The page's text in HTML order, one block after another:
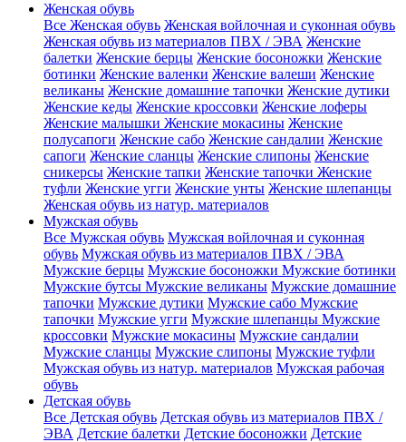
Женская обувь
Все Женская обувь Женская войлочная и суконная обувь
Женская обувь из материалов ПВХ / ЭВА Женские
балетки Женские берцы Женские босоножки Женские
ботинки Женские валенки Женские валеши Женские
великаны Женские домашние тапочки Женские дутики
Женские кеды Женские кроссовки Женские лоферы
Женские малышки Женские мокасины Женские
полусапоги Женские сабо Женские сандалии Женские
сапоги Женские сланцы Женские слипоны Женские
сникерсы Женские тапки Женские тапочки Женские
туфли Женские угги Женские унты Женские шлепанцы
Женская обувь из натур. материалов
Мужская обувь
Все Мужская обувь Мужская войлочная и суконная
обувь Мужская обувь из материалов ПВХ / ЭВА
Мужские берцы Мужские босоножки Мужские ботинки
Мужские бутсы Мужские великаны Мужские домашние
тапочки Мужские дутики Мужские сабо Мужские
тапочки Мужские угги Мужские шлепанцы Мужские
кроссовки Мужские мокасины Мужские сандалии
Мужские сланцы Мужские слипоны Мужские туфли
Мужская обувь из натур. материалов Мужская рабочая
обувь
Детская обувь
Все Детская обувь Детская обувь из материалов ПВХ /
ЭВА Детские балетки Детские босоножки Детские